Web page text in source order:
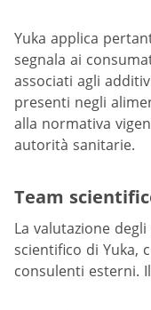
Yuka applica
segnala ai
associati agli
presenti negli
alla normativa
autorità sanitarie.
Team
La valutazione
scientifico di Yuka,
consulenti esterni.